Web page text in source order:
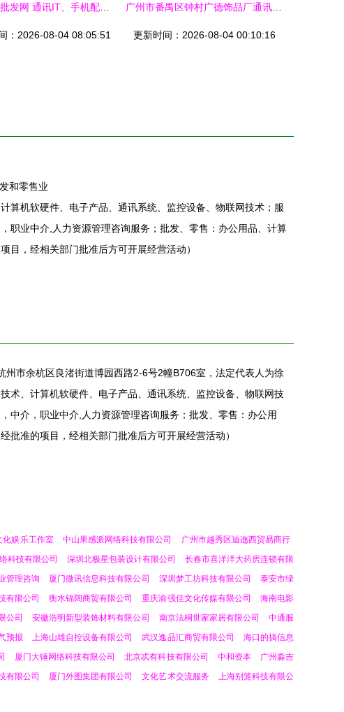
：2026-08-04 08:05:51 更新时间：2026-08-04 00:10:16
和零售业
算机软硬件、电子产品、通讯系统、监控设备、物联网技术；服
职业中介,人力资源管理咨询服务；批发、零售：办公用品、计算
目，经相关部门批准后方可开展经营活动）
市余杭区良渚街道博园西路2-6号2幢B706室，法定代表人为徐
术、计算机软硬件、电子产品、通讯系统、监控设备、物联网技
中介，职业中介,人力资源管理咨询服务；批发、零售：办公用
批准的项目，经相关部门批准后方可开展经营活动）
化娱乐工作室 中山果感派网络科技有限公司
广州市越秀区迪迤西贸易商行
科技有限公司 深圳北极星包装设计有限公司
长春市喜洋洋大药房连锁有限
管理咨询 厦门微讯信息科技有限公司 深圳梦工坊科技有限公司
泰安市绿
有限公司 衡水锦阔商贸有限公司 重庆渝强佳文化传媒有限公司
海南电影
公司 安徽浩明新型装饰材料有限公司 南京法桐世家家居有限公司
中通服
预报 上海山雄自控设备有限公司 武汉逸品汇商贸有限公司
海口的搞信息
厦门大锤网络科技有限公司 北京忒有科技有限公司 中和资本
广州淼吉
有限公司 厦门外图集团有限公司 文化艺术交流服务
上海别笼科技有限公